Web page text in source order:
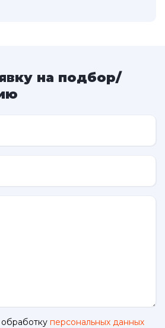
на подбор/
персональных данных